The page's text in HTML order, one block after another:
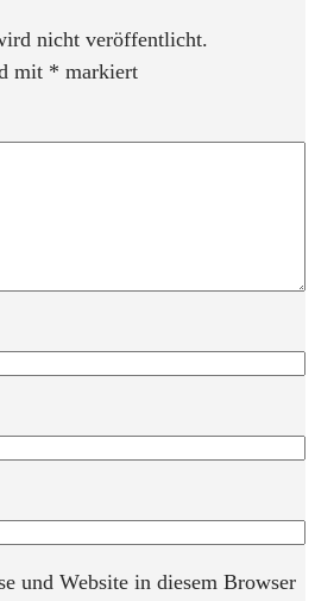
nicht veröffentlicht.
mit * markiert
und Website in diesem Browser